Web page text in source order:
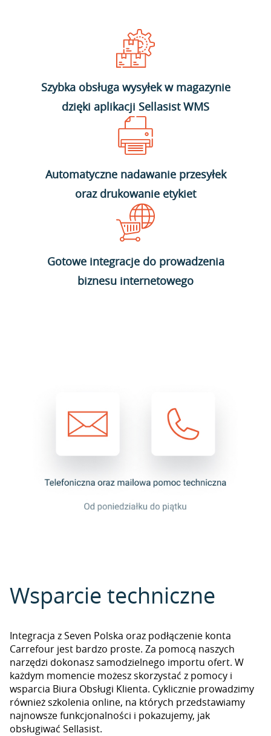
Szybka obsługa wysyłek w magazynie
dzięki aplikacji Sellasist WMS
Automatyczne nadawanie przesyłek
oraz drukowanie etykiet
Gotowe integracje do prowadzenia
biznesu internetowego
Wsparcie techniczne
Integracja z Seven Polska oraz podłączenie konta
Carrefour jest bardzo proste. Za pomocą naszych
narzędzi dokonasz samodzielnego importu ofert. W
każdym momencie możesz skorzystać z pomocy i
wsparcia Biura Obsługi Klienta. Cyklicznie prowadzimy
również szkolenia online, na których przedstawiamy
najnowsze funkcjonalności i pokazujemy, jak
obsługiwać Sellasist.